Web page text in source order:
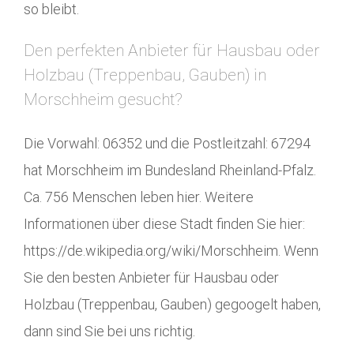
so bleibt.
Den perfekten Anbieter für Hausbau oder
Holzbau (Treppenbau, Gauben) in
Morschheim gesucht?
Die Vorwahl: 06352 und die Postleitzahl: 67294
hat Morschheim im Bundesland Rheinland-Pfalz.
Ca. 756 Menschen leben hier. Weitere
Informationen über diese Stadt finden Sie hier:
https://de.wikipedia.org/wiki/Morschheim. Wenn
Sie den besten Anbieter für Hausbau oder
Holzbau (Treppenbau, Gauben) gegoogelt haben,
dann sind Sie bei uns richtig.